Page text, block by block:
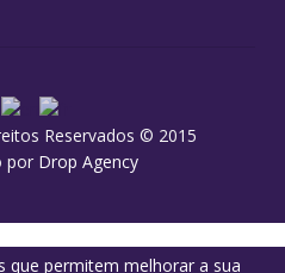
Reservados © 2015
por Drop Agency
que permitem melhorar a sua